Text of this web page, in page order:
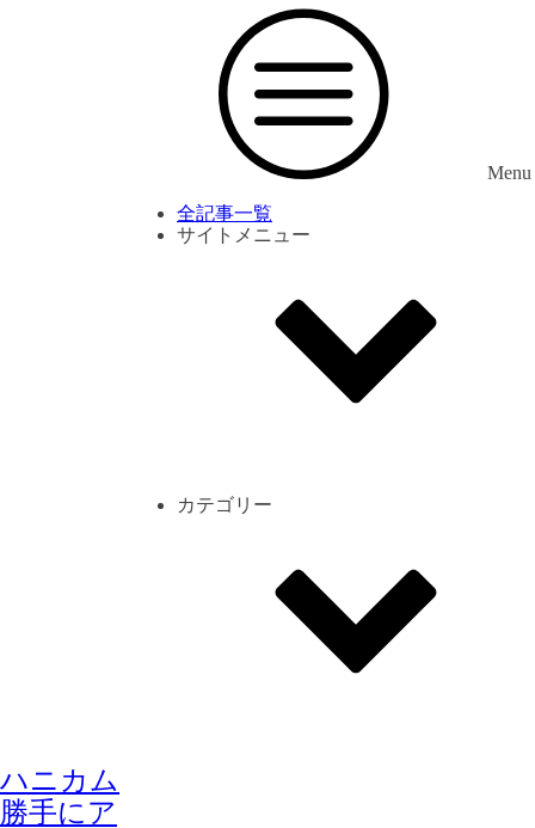
ハニカム
勝手にア
Menu
全記事一覧
サイトメニュー
カテゴリー